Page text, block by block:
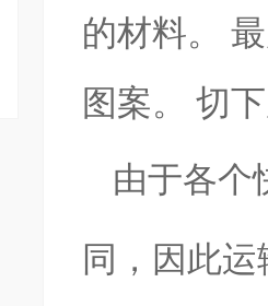
的材料。
图案。 切
由于各个
同，因此